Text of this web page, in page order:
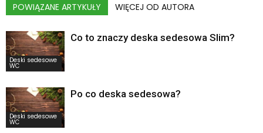
POWIĄZANE ARTYKUŁY WIĘCEJ OD AUTORA
Deski sedesowe
WC
Co to znaczy deska sedesowa Slim?
Deski sedesowe
WC
Po co deska sedesowa?